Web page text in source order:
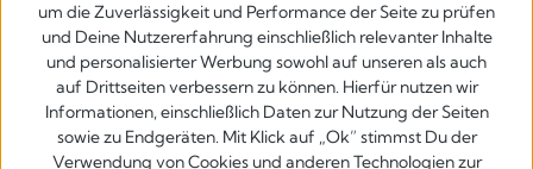
um die Zuverlässigkeit und Performance der Seite zu prüfen
und Deine Nutzererfahrung einschließlich relevanter Inhalte
und personalisierter Werbung sowohl auf unseren als auch
auf Drittseiten verbessern zu können. Hierfür nutzen wir
Informationen, einschließlich Daten zur Nutzung der Seiten
sowie zu Endgeräten. Mit Klick auf „Ok” stimmst Du der
Verwendung von Cookies und anderen Technologien zur